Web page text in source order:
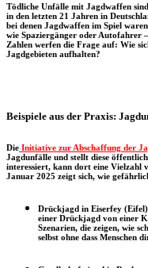
Tödliche Unfälle mit Jagdwaffen
in den letzten 21 Jahren in
bei denen Jagdwaffen im Spiel
wie Spaziergänger oder Autofahrer
Zahlen werfen die Frage auf: Wie
Jagdgebieten aufhalten?
Beispiele aus der Praxis:
Die Initiative zur Abschaffung der
Jagdunfälle und stellt diese
interessiert, kann dort eine Vielzahl
Januar 2025 zeigt sich, wie
Drückjagd in Eiserfey
einer Drückjagd von einer
Szenarien, die zeigen, wie
selbst ohne dass Menschen